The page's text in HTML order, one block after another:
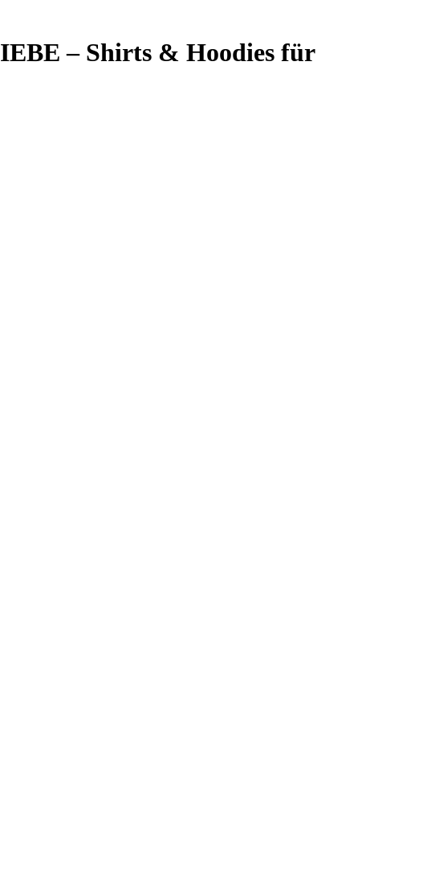
– Shirts & Hoodies für